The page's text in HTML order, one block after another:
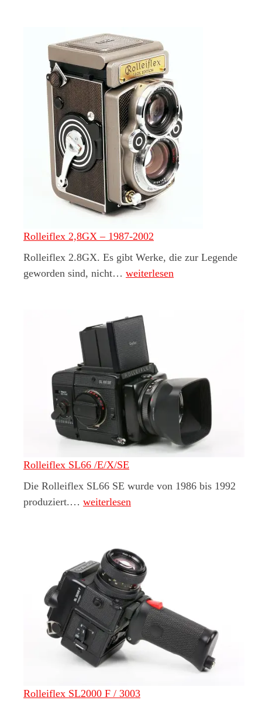
Rolleiflex 2,8GX – 1987-2002
Rolleiflex 2.8GX. Es gibt Werke, die zur Legende
geworden sind, nicht… Rolleiflex 2,8GX – 1987-2002
weiterlesen
Rolleiflex SL66 /E/X/SE
Die Rolleiflex SL66 SE wurde von 1986 bis 1992
produziert.… Rolleiflex SL66 /E/X/SE
weiterlesen
Rolleiflex SL2000 F / 3003